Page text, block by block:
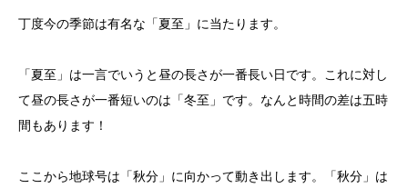
丁度今の季節は有名な「夏至」に当たります。
「夏至」は一言でいうと昼の長さが一番長い日です。これに対し
て昼の長さが一番短いのは「冬至」です。なんと時間の差は五時
間もあります！
ここから地球号は「秋分」に向かって動き出します。「秋分」は